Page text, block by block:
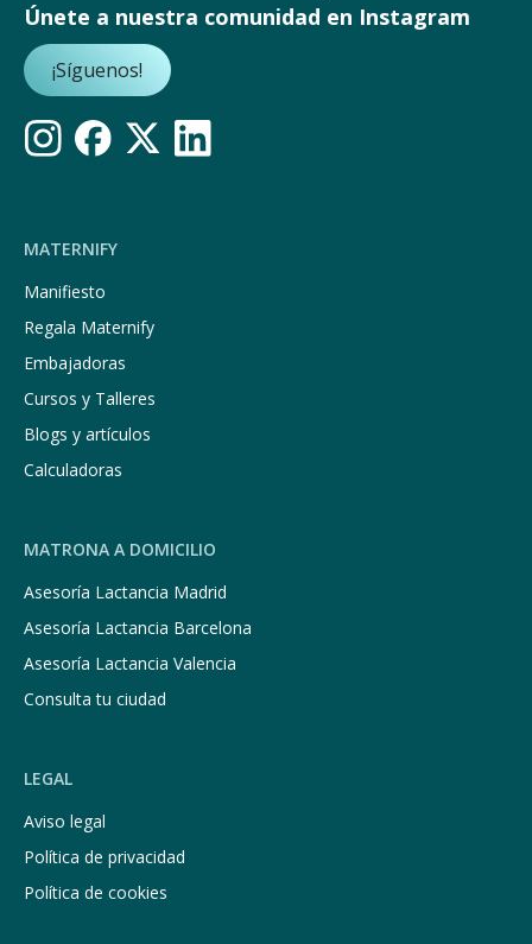
Únete a nuestra comunidad en Instagram
¡Síguenos!
MATERNIFY
Manifiesto
Regala Maternify
Embajadoras
Cursos y Talleres
Blogs y artículos
Calculadoras
MATRONA A DOMICILIO
Asesoría Lactancia Madrid
Asesoría Lactancia Barcelona
Asesoría Lactancia Valencia
Consulta tu ciudad
LEGAL
Aviso legal
Política de privacidad
Política de cookies